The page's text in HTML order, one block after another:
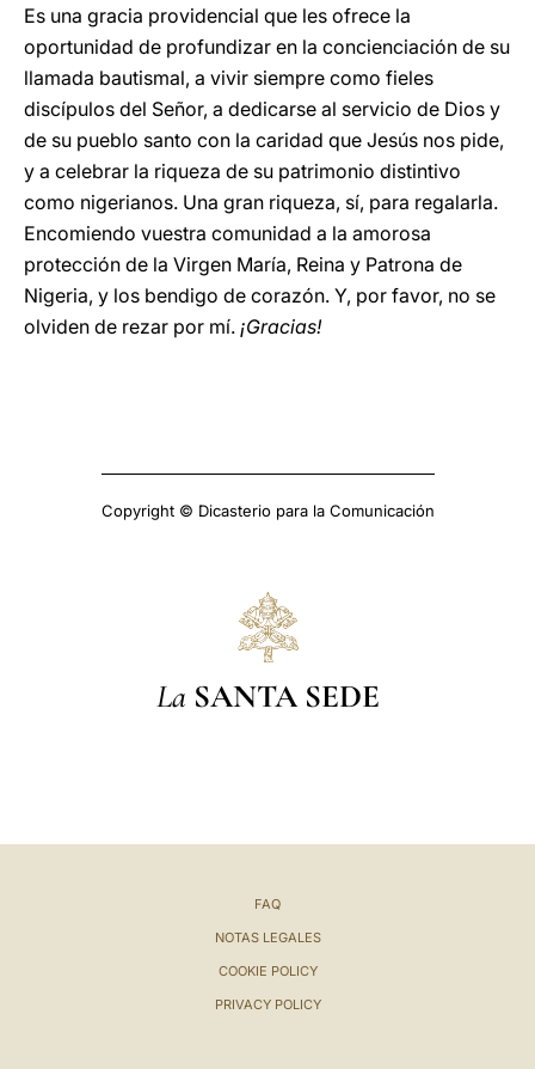
Es una gracia providencial que les ofrece la
oportunidad de profundizar en la concienciación de su
llamada bautismal, a vivir siempre como fieles
discípulos del Señor, a dedicarse al servicio de Dios y
de su pueblo santo con la caridad que Jesús nos pide,
y a celebrar la riqueza de su patrimonio distintivo
como nigerianos. Una gran riqueza, sí, para regalarla.
Encomiendo vuestra comunidad a la amorosa
protección de la Virgen María, Reina y Patrona de
Nigeria, y los bendigo de corazón. Y, por favor, no se
olviden de rezar por mí. ¡Gracias!
Copyright © Dicasterio para la Comunicación
La SANTA SEDE
FAQ
NOTAS LEGALES
COOKIE POLICY
PRIVACY POLICY